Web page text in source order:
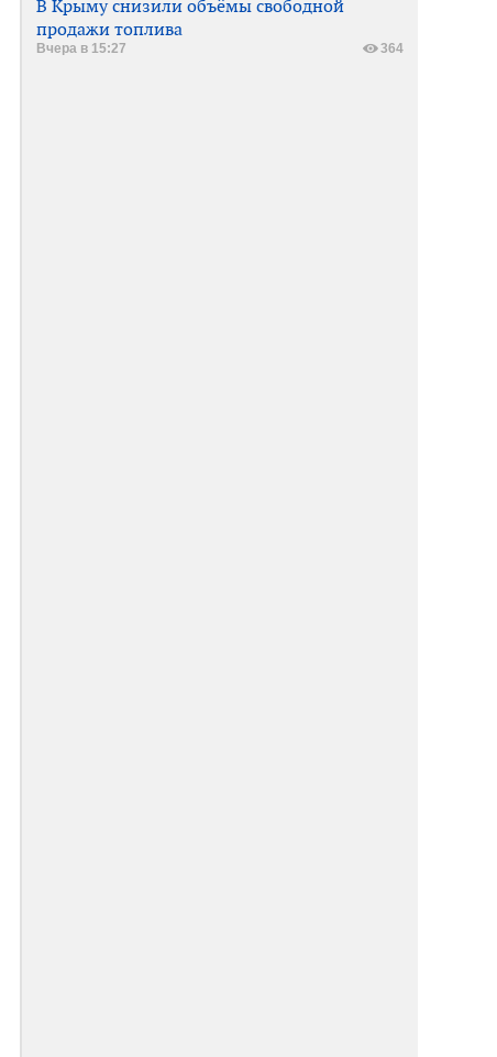
В Крыму снизили объёмы свободной
продажи топлива
Вчера в 15:27 364